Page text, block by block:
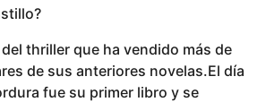
thriller que ha vendido más de
de sus anteriores novelas.El día
fue su primer libro y se